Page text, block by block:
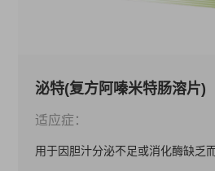
泌特(复方阿嗪米特肠溶片)
适应症：
用于因胆汁分泌不足或消化酶缺乏